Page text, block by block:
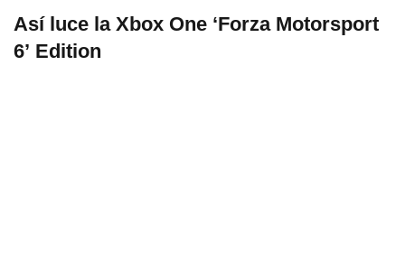
Así­ luce la Xbox One ‘Forza Motorsport
6’ Edition